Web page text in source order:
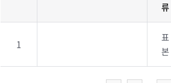
류
1
표
본